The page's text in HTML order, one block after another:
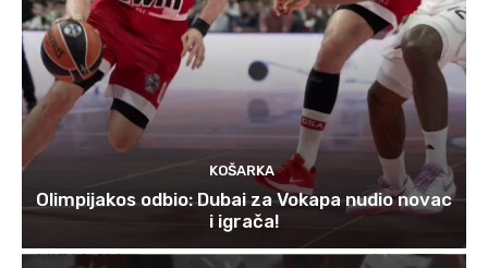
KOŠARKA
Olimpijakos odbio: Dubai za Vokapa nudio novac
i igrača!